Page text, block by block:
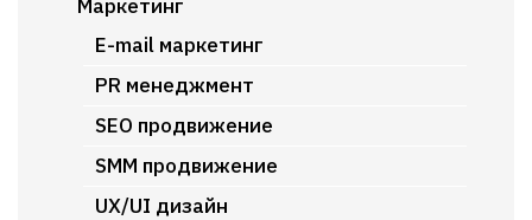
Маркетинг
E-mail маркетинг
PR менеджмент
SEO продвижение
SMM продвижение
UX/UI дизайн